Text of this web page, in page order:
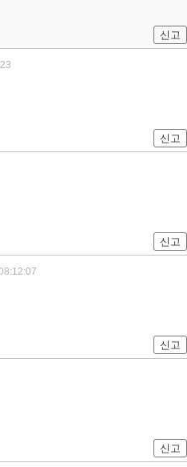
신고
신고
신고
신고
신고